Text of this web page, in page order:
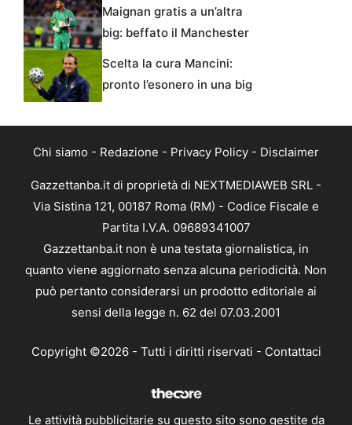
Maignan gratis a un’altra
big: beffato il Manchester
Scelta la cura Mancini:
pronto l’esonero in una big
Chi siamo - Redazione - Privacy Policy - Disclaimer
Gazzettanba.it di proprietà di NEXTMEDIAWEB SRL -
Via Sistina 121, 00187 Roma (RM) - Codice Fiscale e
Partita I.V.A. 09689341007
Gazzettanba.it non è una testata giornalistica, in
quanto viene aggiornato senza alcuna periodicità. Non
può pertanto considerarsi un prodotto editoriale ai
sensi della legge n. 62 del 07.03.2001
Copyright ©2026 - Tutti i diritti riservati - Contattaci
Le attività pubblicitarie su questo sito sono gestite da